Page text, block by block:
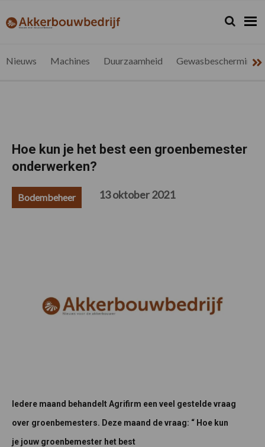
de
de
de
de
akkerbouwbedrijf.be
Nieuws
Zoeken...
Zoek
Nieuws Machines Duurzaamheid Gewasbescherming
Hoe kun je het best een groenbemester
onderwerken?
Bodembeheer 13 oktober 2021
Iedere maand behandelt Agrifirm een veel gestelde vraag
over groenbemesters. Deze maand de vraag: “ Hoe kun
je jouw groenbemester het best